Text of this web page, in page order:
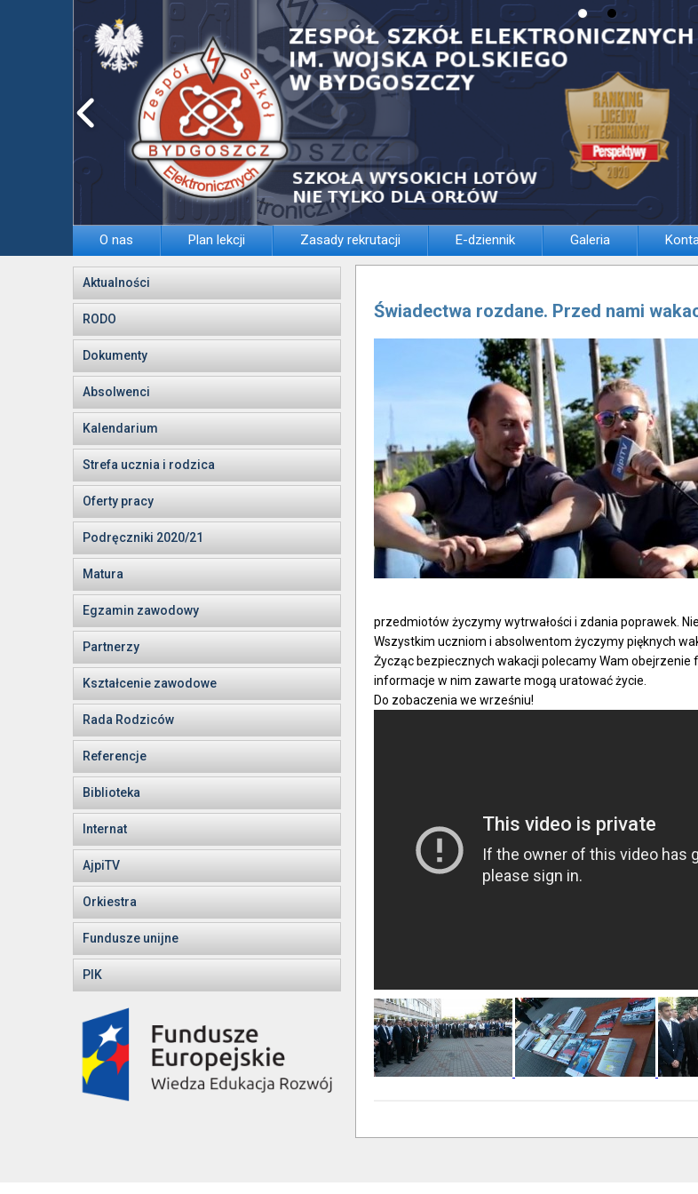
O nas Plan lekcji Zasady rekrutacji E-dziennik Galeria
Aktualności
RODO
Dokumenty
Absolwenci
Kalendarium
Strefa ucznia i rodzica
Oferty pracy
Podręczniki 2020/21
Matura
Egzamin zawodowy
Partnerzy
Kształcenie zawodowe
Rada Rodziców
Referencje
Biblioteka
Internat
AjpiTV
Orkiestra
Fundusze unijne
PIK
Świadectwa rozdane. Przed nami
przedmiotów życzymy wytrwałości i zdania poprawek.
Wszystkim uczniom i absolwentom życzymy pięknych
Życząc bezpiecznych wakacji polecamy Wam
informacje w nim zawarte mogą uratować życie.
Do zobaczenia we wrześniu!